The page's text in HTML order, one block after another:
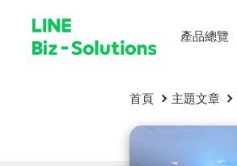
產品總覽
首頁 主題文章